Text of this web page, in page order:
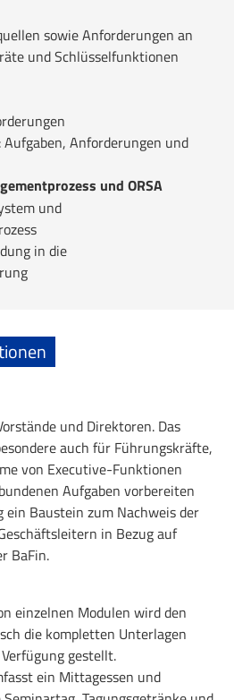
sowie Anforderungen an
und Schlüsselfunktionen
Anforderungen und
und ORSA
und
in die
und Direktoren. Das
auch für Führungskräfte,
von Executive-Funktionen
Aufgaben vorbereiten
Baustein zum Nachweis der
in Bezug auf
BaFin.
einzelnen Modulen wird den
die kompletten Unterlagen
gestellt.
ein Mittagessen und